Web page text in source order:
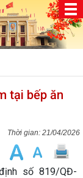
tại bếp ăn
21/04/2026
số 819/QĐ-